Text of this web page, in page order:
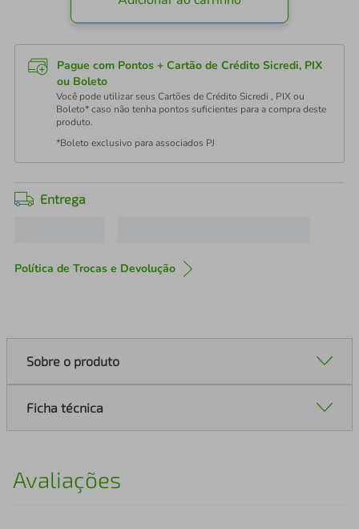
Pague com Pontos + Cartão de Crédito Sicredi, PIX
ou Boleto
Você pode utilizar seus Cartões de Crédito Sicredi , PIX ou
Boleto* caso não tenha pontos suficientes para a compra deste
produto.
*Boleto exclusivo para associados PJ
Entrega
Política de Trocas e Devolução
Sobre o produto
Ficha técnica
Avaliações